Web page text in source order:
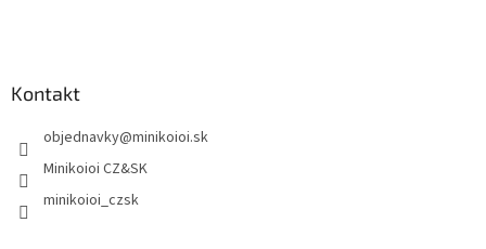
Kontakt
objednavky@minikoioi.sk
Minikoioi CZ&SK
minikoioi_czsk